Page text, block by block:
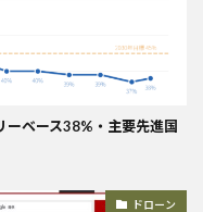
ーベース38%・主要先進国
ドローン